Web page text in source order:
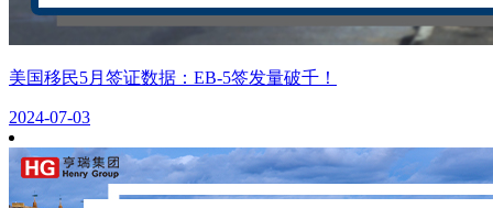
美国移民5月签证数据：EB-5签发量破千！
2024-07-03